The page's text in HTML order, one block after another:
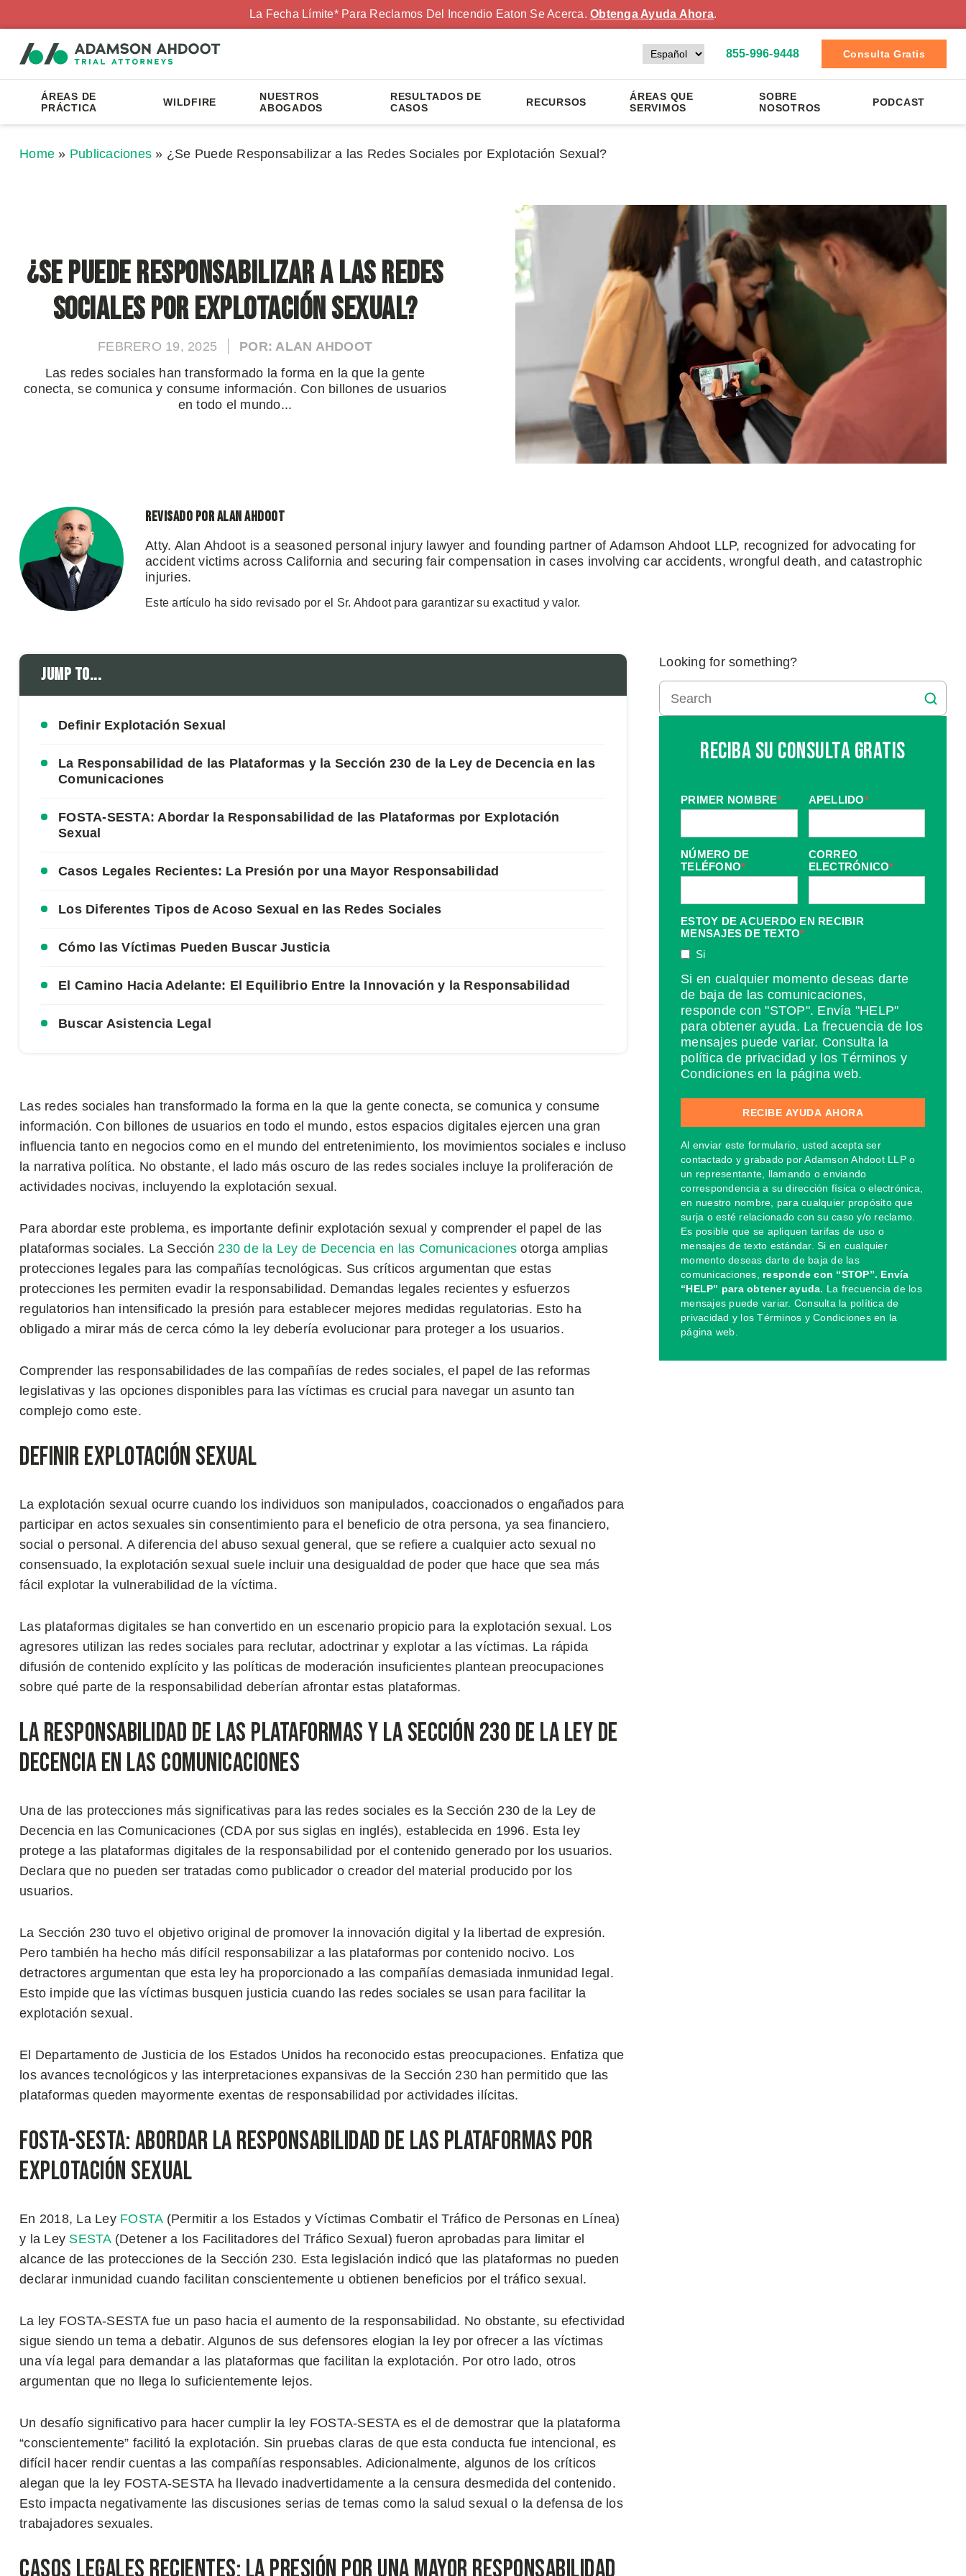
La Fecha Límite* Para Reclamos Del Incendio Eaton Se Acerca.Obtenga Ayuda Ahora.
855-996-9448 Consulta Gratis
ÁREAS DE
PRÁCTICA
WILDFIRE
NUESTROS
ABOGADOS
RESULTADOS DE
CASOS
RECURSOS
ÁREAS QUE
SERVIMOS
SOBRE
NOSOTROS
PODCAST
Home » Publicaciones » ¿Se Puede Responsabilizar a las Redes Sociales por Explotación Sexual?
¿Se Puede Responsabilizar a las Redes
Sociales por Explotación Sexual?
FEBRERO 19, 2025
POR: ALAN AHDOOT
Las redes sociales han transformado la forma en la que la gente
conecta, se comunica y consume información. Con billones de usuarios
en todo el mundo...
Revisado por Alan Ahdoot
Atty. Alan Ahdoot is a seasoned personal injury lawyer and founding partner of Adamson Ahdoot LLP, recognized for advocating for
accident victims across California and securing fair compensation in cases involving car accidents, wrongful death, and catastrophic
injuries.
Este artículo ha sido revisado por el Sr. Ahdoot para garantizar su exactitud y valor.
Jump to...
Definir Explotación Sexual
La Responsabilidad de las Plataformas y la Sección 230 de la Ley de Decencia en las
Comunicaciones
FOSTA-SESTA: Abordar la Responsabilidad de las Plataformas por Explotación
Sexual
Casos Legales Recientes: La Presión por una Mayor Responsabilidad
Los Diferentes Tipos de Acoso Sexual en las Redes Sociales
Cómo las Víctimas Pueden Buscar Justicia
El Camino Hacia Adelante: El Equilibrio Entre la Innovación y la Responsabilidad
Buscar Asistencia Legal
Las redes sociales han transformado la forma en la que la gente conecta, se comunica y consume
información. Con billones de usuarios en todo el mundo, estos espacios digitales ejercen una gran
influencia tanto en negocios como en el mundo del entretenimiento, los movimientos sociales e incluso
la narrativa política. No obstante, el lado más oscuro de las redes sociales incluye la proliferación de
actividades nocivas, incluyendo la explotación sexual.
Para abordar este problema, es importante definir explotación sexual y comprender el papel de las
plataformas sociales. La Sección230 de la Ley de Decencia en las Comunicaciones otorga amplias
protecciones legales para las compañías tecnológicas. Sus críticos argumentan que estas
protecciones les permiten evadir la responsabilidad. Demandas legales recientes y esfuerzos
regulatorios han intensificado la presión para establecer mejores medidas regulatorias. Esto ha
obligado a mirar más de cerca cómo la ley debería evolucionar para proteger a los usuarios.
Comprender las responsabilidades de las compañías de redes sociales, el papel de las reformas
legislativas y las opciones disponibles para las víctimas es crucial para navegar un asunto tan
complejo como este.
Definir Explotación Sexual
La explotación sexual ocurre cuando los individuos son manipulados, coaccionados o engañados para
participar en actos sexuales sin consentimiento para el beneficio de otra persona, ya sea financiero,
social o personal. A diferencia del abuso sexual general, que se refiere a cualquier acto sexual no
consensuado, la explotación sexual suele incluir una desigualdad de poder que hace que sea más
fácil explotar la vulnerabilidad de la víctima.
Las plataformas digitales se han convertido en un escenario propicio para la explotación sexual. Los
agresores utilizan las redes sociales para reclutar, adoctrinar y explotar a las víctimas. La rápida
difusión de contenido explícito y las políticas de moderación insuficientes plantean preocupaciones
sobre qué parte de la responsabilidad deberían afrontar estas plataformas.
La Responsabilidad de las Plataformas y la Sección 230 de la Ley de
Decencia en las Comunicaciones
Una de las protecciones más significativas para las redes sociales es la Sección 230 de la Ley de
Decencia en las Comunicaciones (CDA por sus siglas en inglés), establecida en 1996. Esta ley
protege a las plataformas digitales de la responsabilidad por el contenido generado por los usuarios.
Declara que no pueden ser tratadas como publicador o creador del material producido por los
usuarios.
La Sección 230 tuvo el objetivo original de promover la innovación digital y la libertad de expresión.
Pero también ha hecho más difícil responsabilizar a las plataformas por contenido nocivo. Los
detractores argumentan que esta ley ha proporcionado a las compañías demasiada inmunidad legal.
Esto impide que las víctimas busquen justicia cuando las redes sociales se usan para facilitar la
explotación sexual.
El Departamento de Justicia de los Estados Unidos ha reconocido estas preocupaciones. Enfatiza que
los avances tecnológicos y las interpretaciones expansivas de la Sección 230 han permitido que las
plataformas queden mayormente exentas de responsabilidad por actividades ilícitas.
FOSTA-SESTA: Abordar la Responsabilidad de las Plataformas por
Explotación Sexual
En 2018, La Ley FOSTA(Permitir a los Estados y Víctimas Combatir el Tráfico de Personas en Línea)
y la Ley SESTA(Detener a los Facilitadores del Tráfico Sexual) fueron aprobadas para limitar el
alcance de las protecciones de la Sección 230. Esta legislación indicó que las plataformas no pueden
declarar inmunidad cuando facilitan conscientemente u obtienen beneficios por el tráfico sexual.
La ley FOSTA-SESTA fue un paso hacia el aumento de la responsabilidad. No obstante, su efectividad
sigue siendo un tema a debatir. Algunos de sus defensores elogian la ley por ofrecer a las víctimas
una vía legal para demandar a las plataformas que facilitan la explotación. Por otro lado, otros
argumentan que no llega lo suficientemente lejos.
Un desafío significativo para hacer cumplir la ley FOSTA-SESTA es el de demostrar que la plataforma
“conscientemente” facilitó la explotación. Sin pruebas claras de que esta conducta fue intencional, es
difícil hacer rendir cuentas a las compañías responsables. Adicionalmente, algunos de los críticos
alegan que la ley FOSTA-SESTA ha llevado inadvertidamente a la censura desmedida del contenido.
Esto impacta negativamente las discusiones serias de temas como la salud sexual o la defensa de los
trabajadores sexuales.
Looking for something?
Reciba Su Consulta Gratis
PRIMER NOMBRE* APELLIDO*
NÚMERO DE
TELÉFONO*
CORREO
ELECTRÓNICO*
ESTOY DE ACUERDO EN RECIBIR
MENSAJES DE TEXTO*
Si
Si en cualquier momento deseas darte
de baja de las comunicaciones,
responde con "STOP". Envía "HELP"
para obtener ayuda. La frecuencia de los
mensajes puede variar. Consulta la
política de privacidad y los Términos y
Condiciones en la página web.
Al enviar este formulario, usted acepta ser
contactado y grabado por Adamson Ahdoot LLP o
un representante, llamando o enviando
correspondencia a su dirección física o electrónica,
en nuestro nombre, para cualquier propósito que
surja o esté relacionado con su caso y/o reclamo.
Es posible que se apliquen tarifas de uso o
mensajes de texto estándar. Si en cualquier
momento deseas darte de baja de las
comunicaciones, responde con “STOP”. Envía
“HELP” para obtener ayuda. La frecuencia de los
mensajes puede variar. Consulta la política de
privacidad y los Términos y Condiciones en la
página web.